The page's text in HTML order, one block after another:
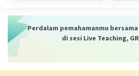
Perdalam pemahamanmu
di sesi Live Teaching,